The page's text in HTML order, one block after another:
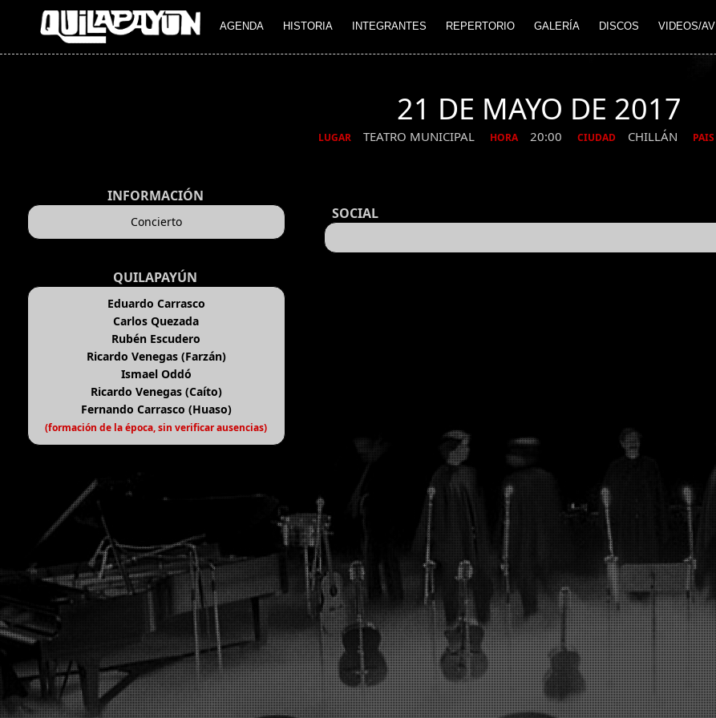
AGENDA HISTORIA INTEGRANTES REPERTORIO GALERÍA DISCOS VIDEOS/AV
21 DE MAYO DE 2017
LUGAR TEATRO MUNICIPAL HORA 20:00 CIUDAD CHILLÁN PAIS
INFORMACIÓN
Concierto
QUILAPAYÚN
Eduardo Carrasco
Carlos Quezada
Rubén Escudero
Ricardo Venegas (Farzán)
Ismael Oddó
Ricardo Venegas (Caíto)
Fernando Carrasco (Huaso)
(formación de la época, sin verificar ausencias)
SOCIAL